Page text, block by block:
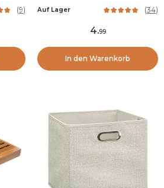
(9) Auf Lager (34)
4.99
In den Warenkorb